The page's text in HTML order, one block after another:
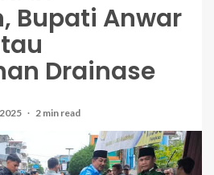
Bupati Anwar
Drainase
2 min read